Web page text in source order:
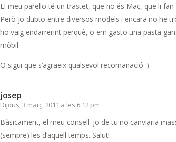
El meu parello té un trastet, que no és Mac, que li fan
Però jo dubto entre diversos models i encara no he
ho vaig endarrerint perquè, o em gasto una pasta
mòbil.
O sigui que s’agraeix qualsevol recomanació :)
josep
Dijous, 3 març, 2011 a les 6:12 pm
Bàsicament, el meu consell: jo de tu no canviaria
(sempre) les d’aquell temps. Salut!